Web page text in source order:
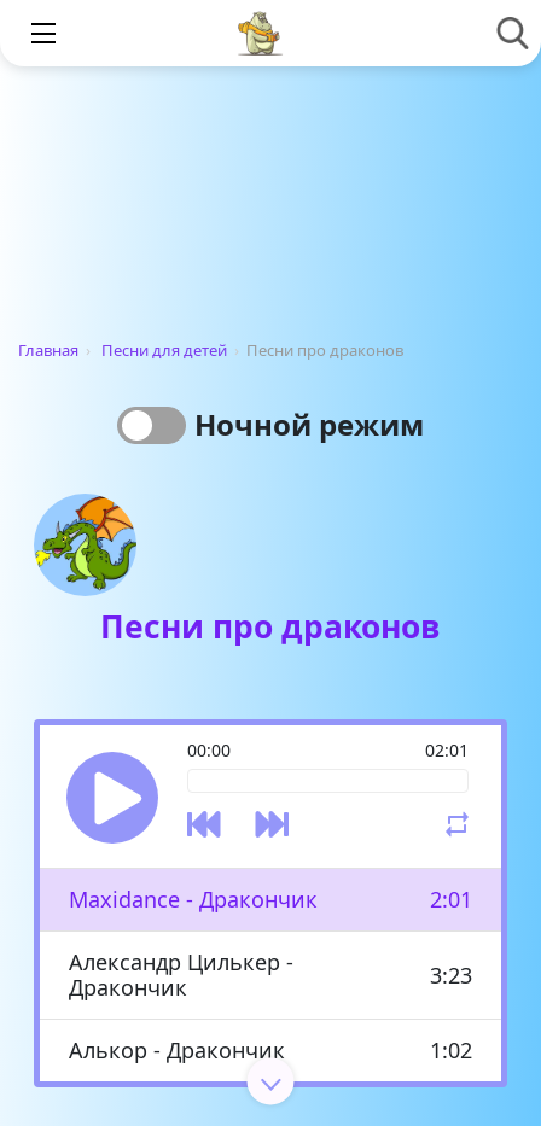
Главная › Песни для детей › Песни про драконов
Ночной режим
Песни про драконов
00:00 02:01
Maxidance - Дракончик 2:01
Александр Цилькер -
Дракончик
3:23
Алькор - Дракончик 1:02
Д. Князев, А. Яранова -